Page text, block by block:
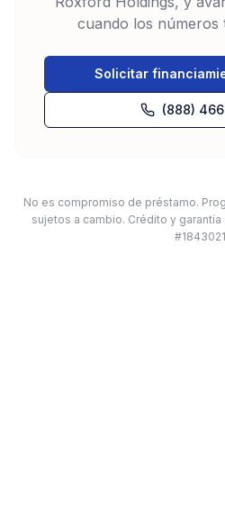
cuando los números
Solicitar
(888)
No es compromiso de préstamo.
sujetos a cambio. Crédito y